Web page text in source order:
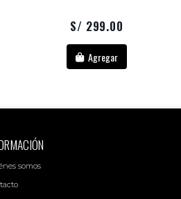
S/ 299.00
Agregar
somos